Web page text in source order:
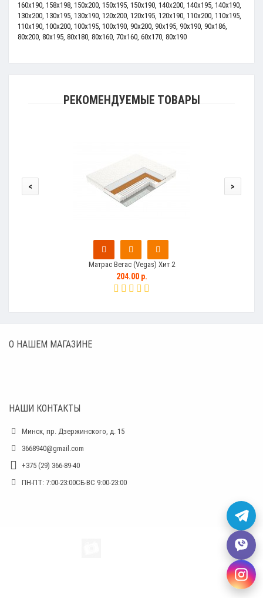
160x190, 158x198, 150x200, 150x195, 150x190, 140x200, 140x195, 140x190,
130x200, 130x195, 130x190, 120x200, 120x195, 120x190, 110x200, 110х195,
110х190, 100x200, 100x195, 100x190, 90x200, 90x195, 90x190, 90x186,
80x200, 80x195, 80x180, 80x160, 70x160, 60x170, 80x190
РЕКОМЕНДУЕМЫЕ ТОВАРЫ
Матрас Вегас (Vegas) Хит 2
204.00 р.
< >
О НАШЕМ МАГАЗИНЕ
НАШИ КОНТАКТЫ
Минск, пр. Дзержинского, д. 15
3668940@gmail.com
+375 (29) 366-89-40
ПН-ПТ: 7:00-23:00СБ-ВС 9:00-23:00